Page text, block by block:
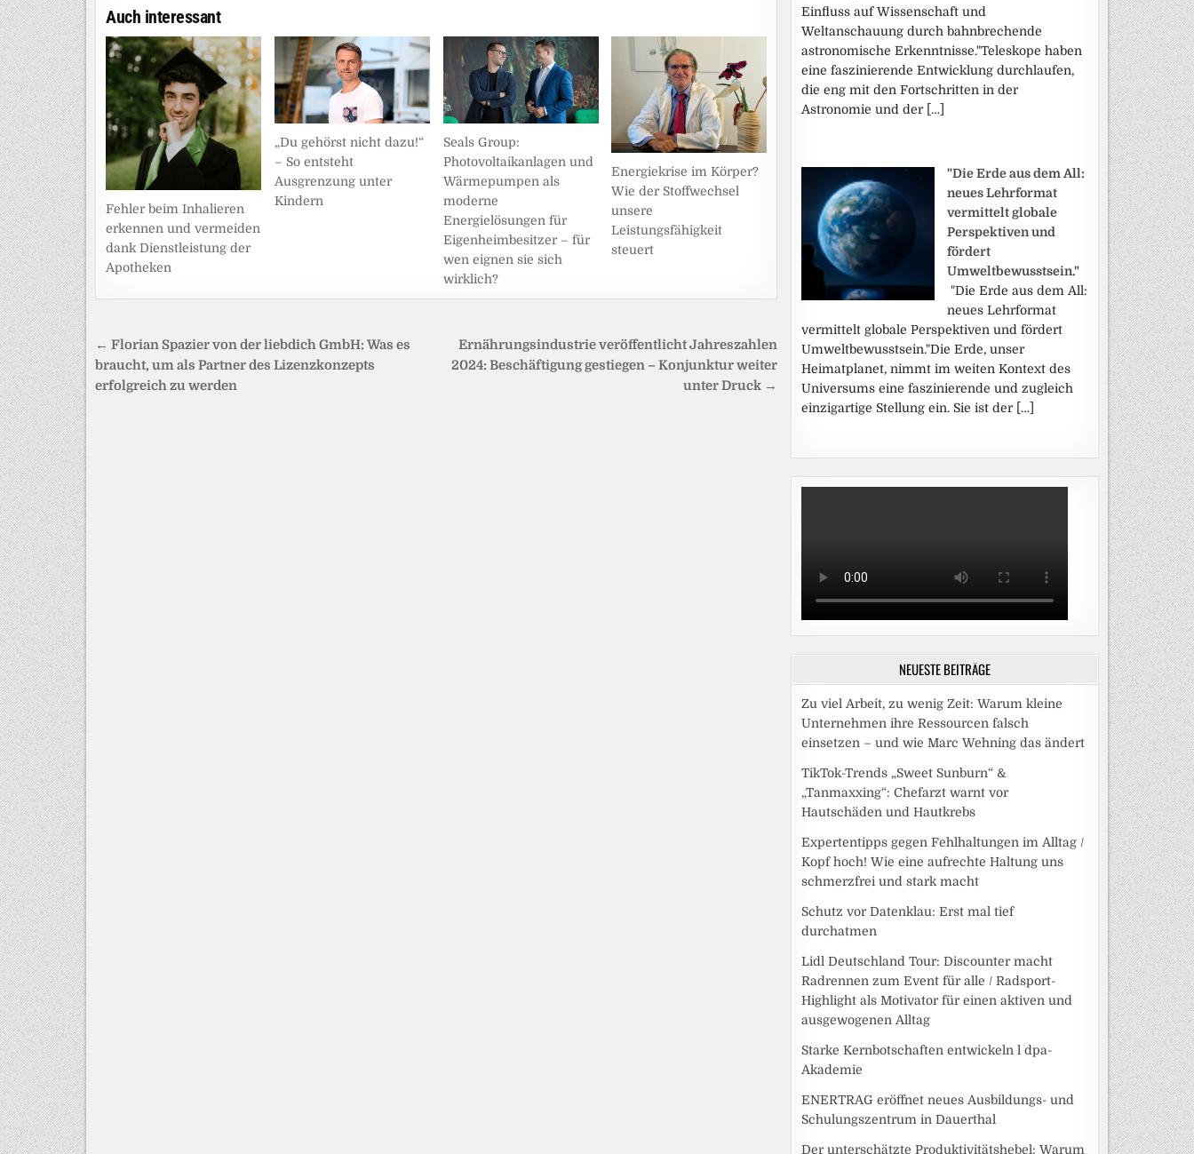
Auch interessant
Fehler beim Inhalieren
erkennen und vermeiden
dank Dienstleistung der
Apotheken
„Du gehörst nicht dazu!“
– So entsteht
Ausgrenzung unter
Kindern
Seals Group:
Photovoltaikanlagen und
Wärmepumpen als
moderne
Energielösungen für
Eigenheimbesitzer – für
wen eignen sie sich
wirklich?
Energiekrise im Körper?
Wie der Stoffwechsel
unsere
Leistungsfähigkeit
steuert
Beitragsnavigation
Ernährungsindustrie veröffentlicht Jahreszahlen
2024: Beschäftigung gestiegen – Konjunktur weiter
unter Druck →
← Florian Spazier von der liebdich GmbH: Was es
braucht, um als Partner des Lizenzkonzepts
erfolgreich zu werden
Einfluss auf Wissenschaft und
Weltanschauung durch bahnbrechende
astronomische Erkenntnisse."Teleskope haben
eine faszinierende Entwicklung durchlaufen,
die eng mit den Fortschritten in der
Astronomie und der […]
"Die Erde aus dem All:
neues Lehrformat
vermittelt globale
Perspektiven und
fördert
Umweltbewusstsein."
"Die Erde aus dem All:
neues Lehrformat
vermittelt globale Perspektiven und fördert
Umweltbewusstsein."Die Erde, unser
Heimatplanet, nimmt im weiten Kontext des
Universums eine faszinierende und zugleich
einzigartige Stellung ein. Sie ist der […]
NEUESTE BEITRÄGE
Zu viel Arbeit, zu wenig Zeit: Warum kleine
Unternehmen ihre Ressourcen falsch
einsetzen – und wie Marc Wehning das ändert
TikTok-Trends „Sweet Sunburn“ &
„Tanmaxxing“: Chefarzt warnt vor
Hautschäden und Hautkrebs
Expertentipps gegen Fehlhaltungen im Alltag /
Kopf hoch! Wie eine aufrechte Haltung uns
schmerzfrei und stark macht
Schutz vor Datenklau: Erst mal tief
durchatmen
Lidl Deutschland Tour: Discounter macht
Radrennen zum Event für alle / Radsport-
Highlight als Motivator für einen aktiven und
ausgewogenen Alltag
Starke Kernbotschaften entwickeln l dpa-
Akademie
ENERTRAG eröffnet neues Ausbildungs- und
Schulungszentrum in Dauerthal
Der unterschätzte Produktivitätshebel: Warum